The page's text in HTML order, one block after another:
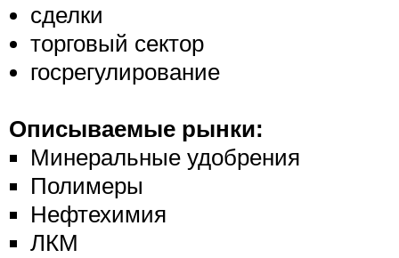
сделки
торговый сектор
госрегулирование
Описываемые рынки:
Минеральные удобрения
Полимеры
Нефтехимия
ЛКМ